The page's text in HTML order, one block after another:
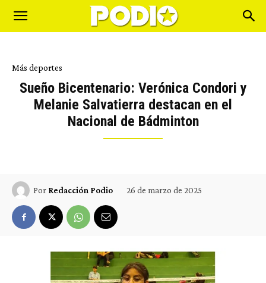
Más deportes
Sueño Bicentenario: Verónica Condori y
Melanie Salvatierra destacan en el
Nacional de Bádminton
Por Redacción Podio 26 de marzo de 2025